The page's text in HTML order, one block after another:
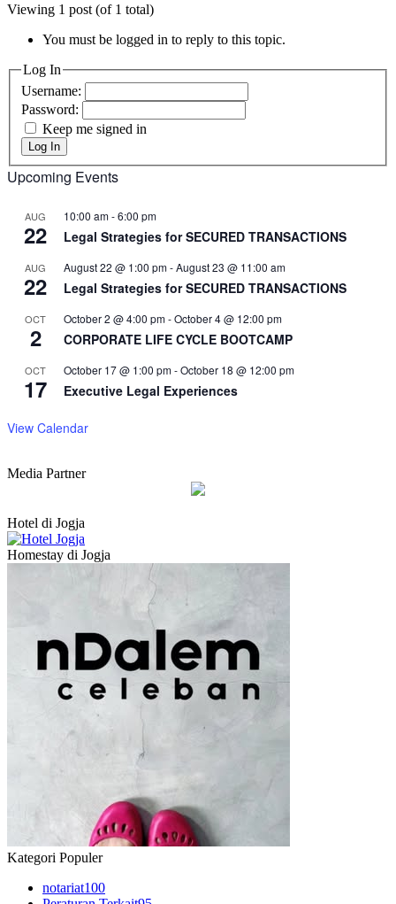
Viewing 1 post (of 1 total)
You must be logged in to reply to this topic.
Log In
Username:
Password:
Keep me signed in
Log In
Upcoming Events
AUG
22
10:00 am-6:00 pm
Legal Strategies for SECURED TRANSACTIONS
AUG
22
August 22 @ 1:00 pm-August 23 @ 11:00 am
Legal Strategies for SECURED TRANSACTIONS
OCT
2
October 2 @ 4:00 pm-October 4 @ 12:00 pm
CORPORATE LIFE CYCLE BOOTCAMP
OCT
17
October 17 @ 1:00 pm-October 18 @ 12:00 pm
Executive Legal Experiences
View Calendar
Media Partner
Hotel di Jogja
Homestay di Jogja
Kategori Populer
notariat100